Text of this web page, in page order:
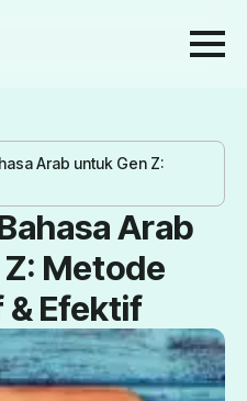
Arab untuk Gen Z:
Arab
Metode
Efektif